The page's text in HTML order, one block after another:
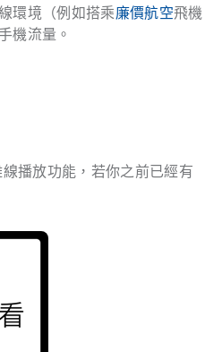
環境（例如搭乘廉價航空飛機
機流量。
線播放功能，若你之前已經有